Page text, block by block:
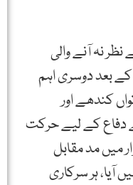
نہ آنے والی
بعد دوسری اہم
کندھے اور
دفاع کے لیے حرکت
میں مد مقابل
آیا، ہر سرکاری